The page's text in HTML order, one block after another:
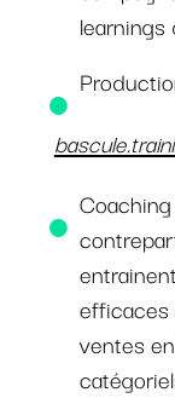
learnings
efficaces
ventes